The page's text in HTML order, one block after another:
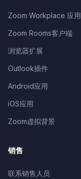
Zoom Workplace 应用
Zoom Rooms客户端
浏览器扩展
Outlook插件
Android应用
iOS应用
Zoom虚拟背景
销售
联系销售人员